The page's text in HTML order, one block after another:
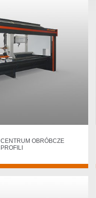
CENTRUM OBRÓBCZE
PROFILI